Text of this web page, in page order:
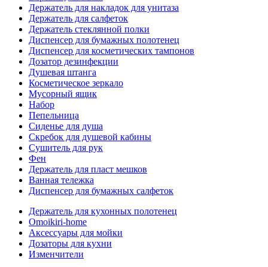
Держатель для накладок для унитаза
Держатель для салфеток
Держатель стеклянной полки
Диспенсер для бумажных полотенец
Диспенсер для косметических тампонов
Дозатор дезинфекции
Душевая штанга
Косметическое зеркало
Мусорный ящик
Набор
Пепельница
Сиденье для душа
Скребок для душевой кабины
Сушитель для рук
Фен
Держатель для пласт мешков
Ванная тележка
Диспенсер для бумажных салфеток
Держатель для кухонных полотенец
Omoikiri-home
Аксессуары для мойки
Дозаторы для кухни
Изменчители